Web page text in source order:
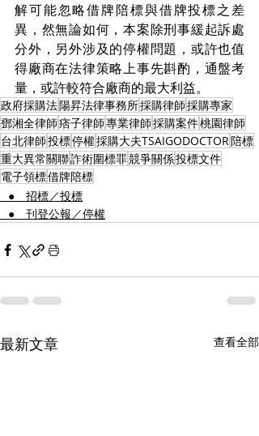
解可能忽略借牌陪標與借牌投標之差
異，然無論如何，本案除刑事緩起訴處
分外，另外涉及的停權問題，或許也值
得廠商在法律策略上事先斟酌，通盤考
量，或許較符合廠商的最大利益。
政府採購法陽昇法律事務所採購律師採購專家
鄧湘全律師痞子律師專業律師採購案件桃園律師
台北律師投標停權採購大夫TSAIGODOCTOR陪標
重大異常關聯詐術圍標罪競爭關係投標文件
電子領標借牌陪標
⠀● 招標／投標
⠀● 刊登公報／停權
最新文章 查看全部